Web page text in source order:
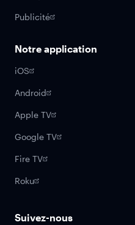
Publicité
Notre application
iOS
Android
Apple TV
Google TV
Fire TV
Roku
Suivez-nous